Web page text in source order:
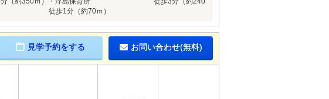
公園 徒歩1分（約70ｍ）
見学予約をする お問い合わせ(無料)